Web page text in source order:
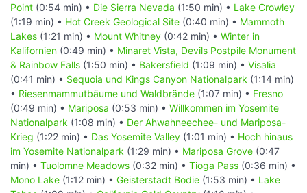
Point (0:54 min) • Die Sierra Nevada (1:50 min) • Lake Crowley
(1:19 min) • Hot Creek Geological Site (0:40 min) • Mammoth
Lakes (1:21 min) • Mount Whitney (0:42 min) • Winter in
Kalifornien (0:49 min) • Minaret Vista, Devils Postpile Monument
& Rainbow Falls (1:50 min) • Bakersfield (1:09 min) • Visalia
(0:41 min) • Sequoia und Kings Canyon Nationalpark (1:14 min)
• Riesenmammutbäume und Waldbrände (1:07 min) • Fresno
(0:49 min) • Mariposa (0:53 min) • Willkommen im Yosemite
Nationalpark (1:08 min) • Der Ahwahneechee- und Mariposa-
Krieg (1:22 min) • Das Yosemite Valley (1:01 min) • Hoch hinaus
im Yosemite Nationalpark (1:29 min) • Mariposa Grove (0:47
min) • Tuolomne Meadows (0:32 min) • Tioga Pass (0:36 min) •
Mono Lake (1:12 min) • Geisterstadt Bodie (1:53 min) • Lake